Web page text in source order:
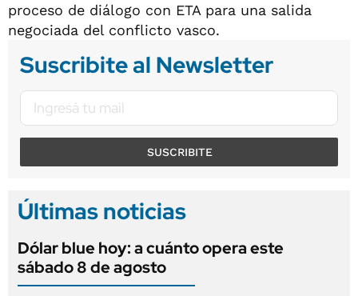
proceso de diálogo con ETA para una salida
negociada del conflicto vasco.
Suscribite al Newsletter
SUSCRIBITE
Últimas noticias
Dólar blue hoy: a cuánto opera este
sábado 8 de agosto